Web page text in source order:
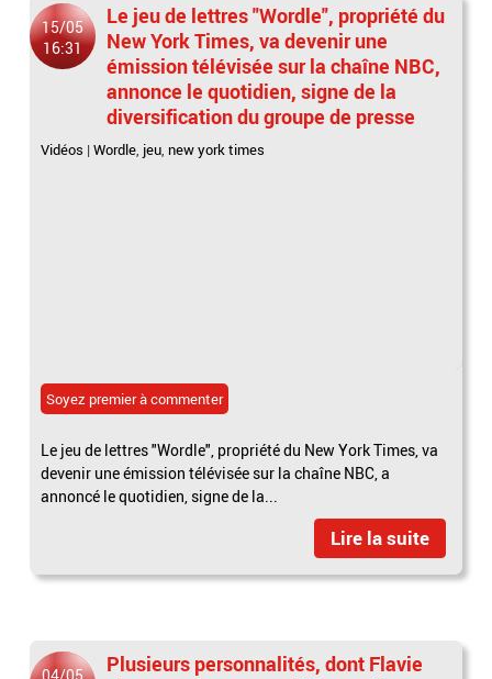
15/05
16:31
Le jeu de lettres "Wordle", propriété du
New York Times, va devenir une
émission télévisée sur la chaîne NBC,
annonce le quotidien, signe de la
diversification du groupe de presse
Vidéos |Wordle, jeu, new york times
Soyez premier à commenter
Le jeu de lettres "Wordle", propriété du New York Times, va
devenir une émission télévisée sur la chaîne NBC, a
annoncé le quotidien, signe de la...
Lire la suite
Plusieurs personnalités, dont Flavie